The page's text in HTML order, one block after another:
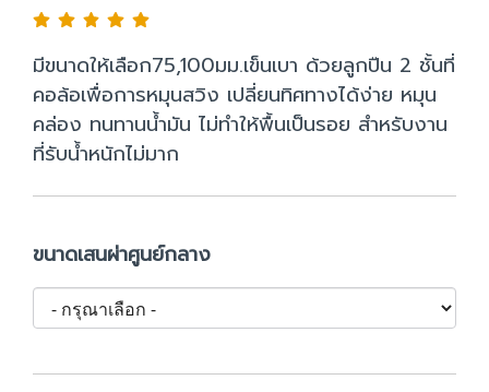
มีขนาดให้เลือก75,100มม.เข็นเบา ด้วยลูกปืน 2 ชั้นที่
คอล้อเพื่อการหมุนสวิง เปลี่ยนทิศทางได้ง่าย หมุน
คล่อง ทนทานน้ำมัน ไม่ทำให้พื้นเป็นรอย สำหรับงาน
ที่รับน้ำหนักไม่มาก
ขนาดเสนผ่าศูนย์กลาง